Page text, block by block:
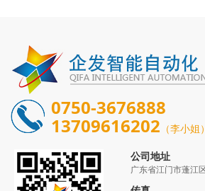
0750-3676888
13709616202 （李小姐）
公司地址
广东省江门市蓬江